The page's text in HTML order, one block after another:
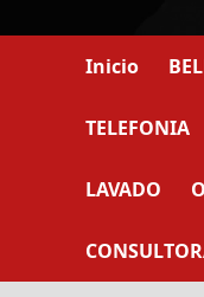
Inicio
TELEFONIA
LAVADO